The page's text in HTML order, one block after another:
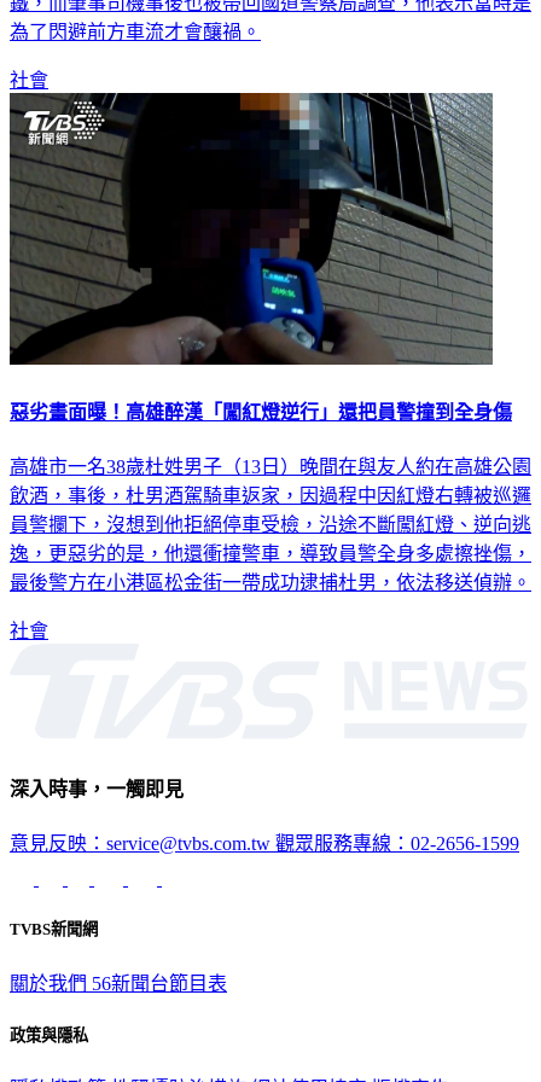
為了閃避前方車流才會釀禍。
社會
惡劣畫面曝！高雄醉漢「闖紅燈逆行」還把員警撞到全身傷
高雄市一名38歲杜姓男子（13日）晚間在與友人約在高雄公園
飲酒，事後，杜男酒駕騎車返家，因過程中因紅燈右轉被巡邏
員警攔下，沒想到他拒絕停車受檢，沿途不斷闖紅燈、逆向逃
逸，更惡劣的是，他還衝撞警車，導致員警全身多處擦挫傷，
最後警方在小港區松金街一帶成功逮捕杜男，依法移送偵辦。
社會
深入時事，一觸即見
意見反映：service@tvbs.com.tw 觀眾服務專線：02-2656-1599
TVBS新聞網
關於我們 56新聞台節目表
政策與隱私